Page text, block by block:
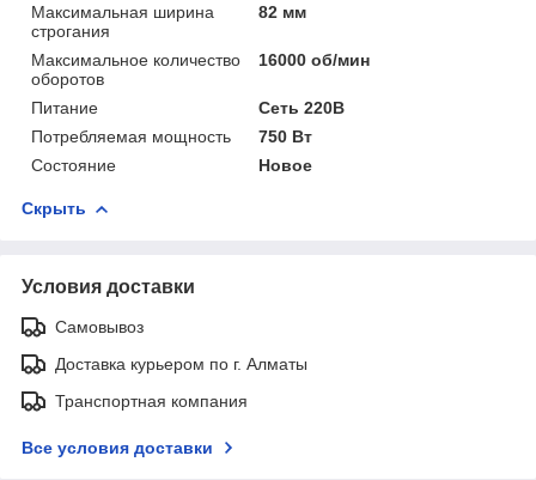
Максимальная ширина
строгания
82 мм
Максимальное количество
оборотов
16000 об/мин
Питание
Сеть 220В
Потребляемая мощность
750 Вт
Состояние
Новое
Скрыть
Условия доставки
Самовывоз
Доставка курьером по г. Алматы
Транспортная компания
Все условия доставки